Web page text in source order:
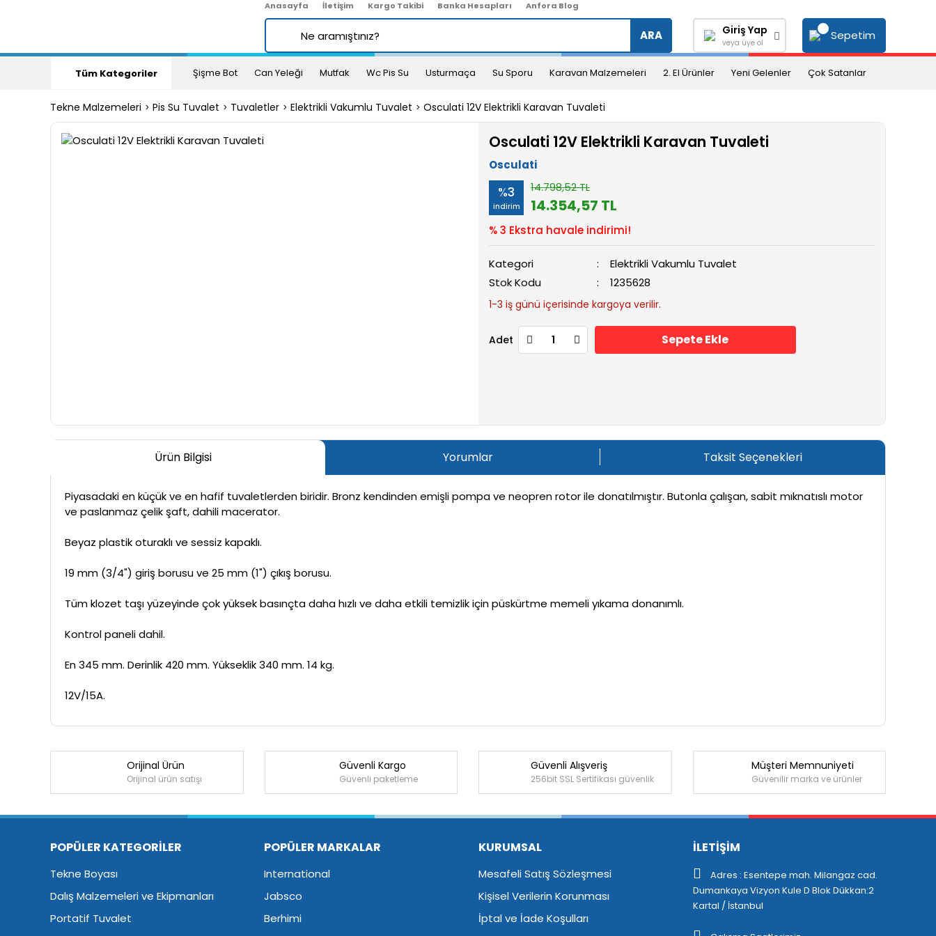
Anasayfa İletişim Kargo Takibi Banka Hesapları Anfora Blog
ARA Giriş Yap
veya üye ol
Sepetim
Tüm Kategoriler Şişme Bot Can Yeleği Mutfak Wc Pis Su Usturmaça Su Sporu Karavan Malzemeleri 2. El Ürünler Yeni Gelenler Çok Satanlar
Tekne Malzemeleri Pis Su Tuvalet Tuvaletler Elektrikli Vakumlu Tuvalet Osculati 12V Elektrikli Karavan Tuvaleti
Osculati 12V Elektrikli Karavan Tuvaleti
Osculati
%3
indirim
14.798,52 TL
14.354,57 TL
% 3 Ekstra havale indirimi!
Kategori
Elektrikli Vakumlu Tuvalet
Stok Kodu
1235628
1-3 iş günü içerisinde kargoya verilir.
Adet Sepete Ekle
Ürün Bilgisi Yorumlar Taksit Seçenekleri
Piyasadaki en küçük ve en hafif tuvaletlerden biridir. Bronz kendinden emişli pompa ve neopren rotor ile donatılmıştır. Butonla çalışan, sabit mıknatıslı motor
ve paslanmaz çelik şaft, dahili macerator.
Beyaz plastik oturaklı ve sessiz kapaklı.
19 mm (3/4") giriş borusu ve 25 mm (1") çıkış borusu.
Tüm klozet taşı yüzeyinde çok yüksek basınçta daha hızlı ve daha etkili temizlik için püskürtme memeli yıkama donanımlı.
Kontrol paneli dahil.
En 345 mm. Derinlik 420 mm. Yükseklik 340 mm. 14 kg.
12V/15A.
Bu ürüne ilk yorumu siz yapın!
Orijinal Ürün
Orijinal ürün satışı
Güvenli Kargo
Güvenli paketleme
Güvenli Alışveriş
256bit SSL Sertifikası güvenlik
Müşteri Memnuniyeti
Güvenilir marka ve ürünler
POPÜLER KATEGORİLER
Tekne Boyası
Dalış Malzemeleri ve Ekipmanları
Portatif Tuvalet
POPÜLER MARKALAR
International
Jabsco
Berhimi
KURUMSAL
Mesafeli Satış Sözleşmesi
Kişisel Verilerin Korunması
İptal ve İade Koşulları
İLETİŞİM
Adres : Esentepe mah. Milangaz cad.
Dumankaya Vizyon Kule D Blok Dükkan:2
Kartal / İstanbul